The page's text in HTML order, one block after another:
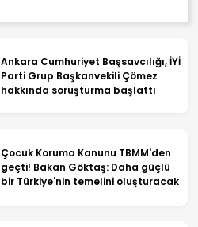
Ankara Cumhuriyet Başsavcılığı, İYİ
Parti Grup Başkanvekili Çömez
hakkında soruşturma başlattı
Çocuk Koruma Kanunu TBMM'den
geçti! Bakan Göktaş: Daha güçlü
bir Türkiye'nin temelini oluşturacak